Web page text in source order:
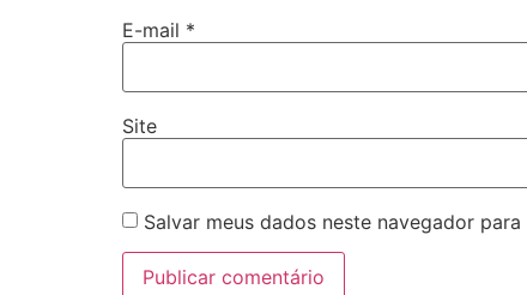
E-mail *
Site
Salvar meus dados neste navegador